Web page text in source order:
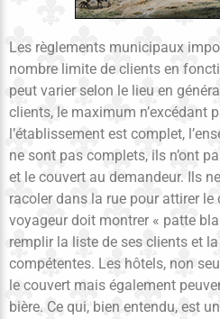
Les règlements municipaux
nombre limite de clients en
peut varier selon le lieu en
clients, le maximum n’excédant
l’établissement est complet,
ne sont pas complets, ils n’ont
et le couvert au demandeur. Ils
racoler dans la rue pour attirer
voyageur doit montrer « patte
remplir la liste de ses clients et
compétentes. Les hôtels, non
le couvert mais également
bière. Ce qui, bien entendu, est